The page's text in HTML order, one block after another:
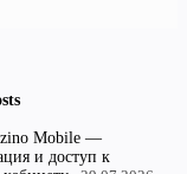
Mobile —
и доступ к